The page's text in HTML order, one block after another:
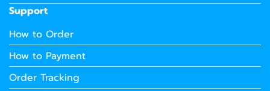
Support
How to Order
How to Payment
Order Tracking